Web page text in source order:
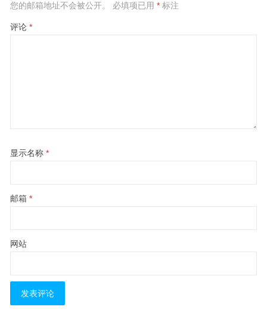
您的邮箱地址不会被公开。 必填项已用 *标注
评论 *
显示名称 *
邮箱 *
网站